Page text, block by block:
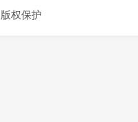
版权保护